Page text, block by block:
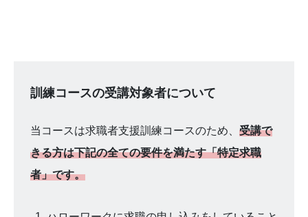
訓練コースの受講対象者について
当コースは求職者支援訓練コースのため、 受講で
きる方は下記の全ての要件を満たす「特定求職
者」です。